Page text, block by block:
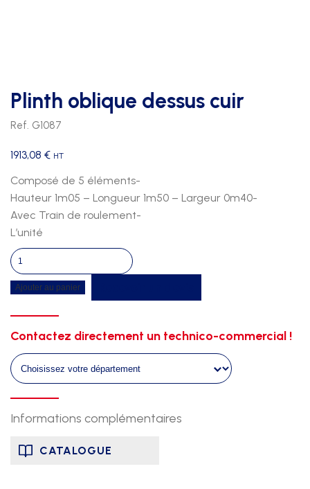
Plinth oblique dessus cuir
Ref. G1087
1913,08 € HT
Composé de 5 éléments-
Hauteur 1m05 – Longueur 1m50 – Largeur 0m40-
Avec Train de roulement-
L’unité
quantité
de
Plinth
cuir
Ajouter au panier
Contactez directement un technico-commercial !
Informations complémentaires
CATALOGUE